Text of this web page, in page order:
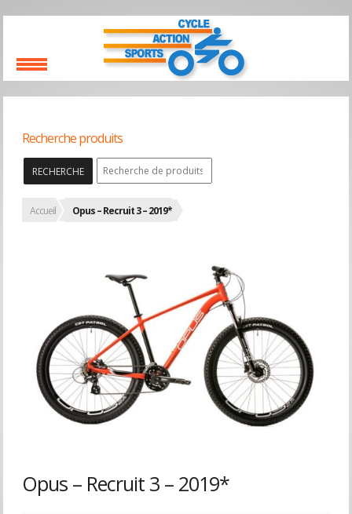
Recherche produits
RECHERCHE
Accueil Opus – Recruit 3 – 2019*
Opus – Recruit 3 – 2019*